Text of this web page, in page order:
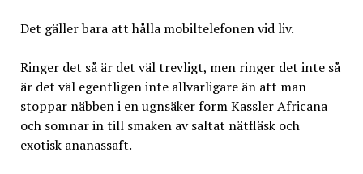
Det gäller bara att hålla mobiltelefonen vid liv.
Ringer det så är det väl trevligt, men ringer det inte så
är det väl egentligen inte allvarligare än att man
stoppar näbben i en ugnsäker form Kassler Africana
och somnar in till smaken av saltat nätfläsk och
exotisk ananassaft.